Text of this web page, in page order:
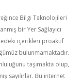
Bilgi Teknolojileri
bir Yer Sağlayıcı
içerikleri proaktif
bulunmamaktadır.
taşımakta olup,
sayılırlar. Bu internet